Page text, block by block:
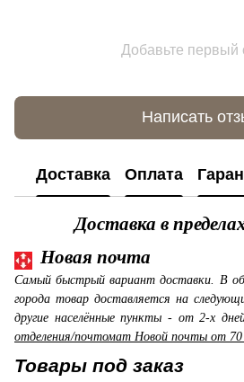
Добавьте первый
Написать
Доставка Оплата
Доставка в
Новая почта
Самый быстрый вариант доставки. В
города товар доставляется на
другие населённые пункты - от 2-х
отделения/почтомат Новой почты от 70
Товары под заказ